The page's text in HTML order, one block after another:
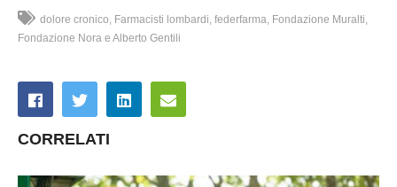
dolore cronico Farmacisti lombardi federfarma Fondazione Muralti
Fondazione Nora e Alberto Gentili
CORRELATI